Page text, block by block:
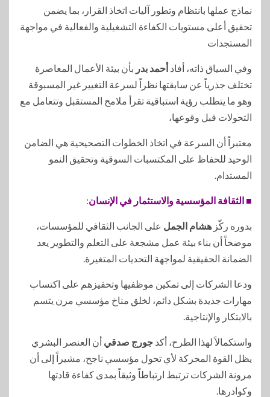
نماذج عملها بانتظام وتطور آليات اتخاذ القرار، بما يضمن
تحقيق أعلى مستويات الكفاءة التشغيلية والفعالية في مواجهة
المستجدات
وفي السياق ذاته، أفادأحمد بدر بأن بيئة الأعمال المعاصرة
تختلف جذرياً عن سابقتها نظراً لسرعة التغيير غير المسبوقة
وهو ما يتطلب رؤية استباقية تقرأ ملامح المستقبل وتتعامل مع
التحولات قبل وقوعها،
معتبراً أن السرعة في اتخاذ الخطوات التصحيحية هي الضامن
الوحيد للحفاظ على المكتسبات السوقية وتحقيق النمو
المستدام.
■ الثقافة المؤسسية والاستثمار في الإنسان:
بدوره ركّز هشام الجمل على الجانب الثقافي للمؤسسات،
موضحاً أن بناء بيئة عمل مشجعة على التعلم والتطوير يعد
الضمانة الحقيقية لمواجهة التحديات المتغيرة.
ودعا الشركات إلى تمكين موظفيها وتحفيزهم على اكتساب
مهارات جديدة بشكل دائم، لخلق مناخ مؤسسي مرن يتسم
بالابتكار والإنتاجية.
واستكمالاً لهذا الطرح، أكد جورج صدقي أن العنصر البشري
يظل القوة المحركة لأي تحول مؤسسي ناجح، مشيراً إلى أن
مرونة الشركات ترتبط ارتباطاً وثيقاً بمدى كفاءة قادتها
وكوادرها.